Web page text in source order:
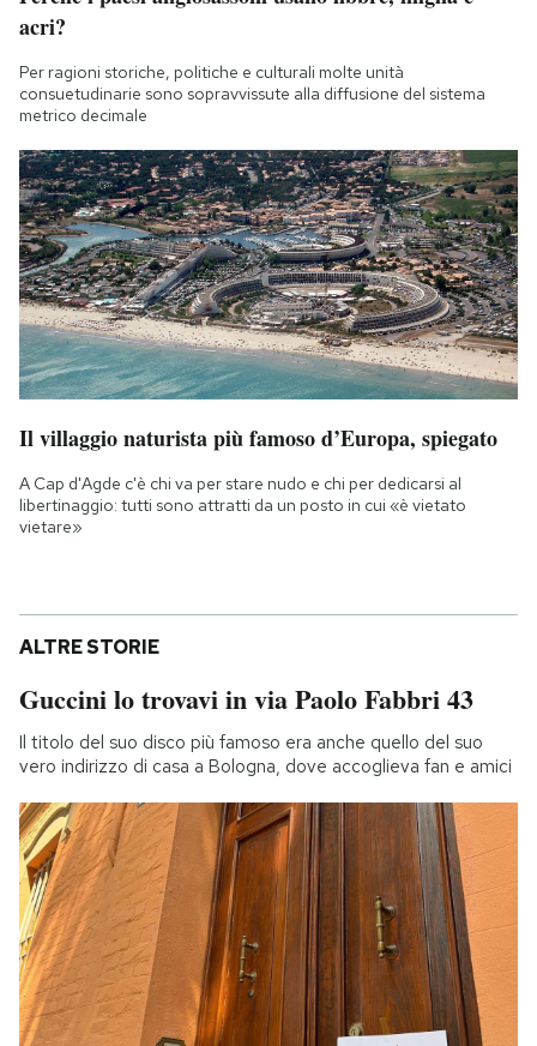
acri?
Per ragioni storiche, politiche e culturali molte unità
consuetudinarie sono sopravvissute alla diffusione del sistema
metrico decimale
Il villaggio naturista più famoso d’Europa, spiegato
A Cap d'Agde c'è chi va per stare nudo e chi per dedicarsi al
libertinaggio: tutti sono attratti da un posto in cui «è vietato
vietare»
ALTRE STORIE
Guccini lo trovavi in via Paolo Fabbri 43
Il titolo del suo disco più famoso era anche quello del suo
vero indirizzo di casa a Bologna, dove accoglieva fan e amici